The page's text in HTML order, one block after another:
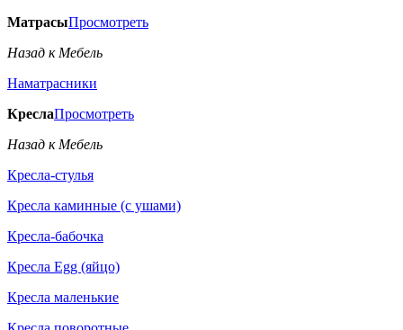
МатрасыПросмотреть
Назад к Мебель
Наматрасники
КреслаПросмотреть
Назад к Мебель
Кресла-стулья
Кресла каминные (с ушами)
Кресла-бабочка
Кресла Egg (яйцо)
Кресла маленькие